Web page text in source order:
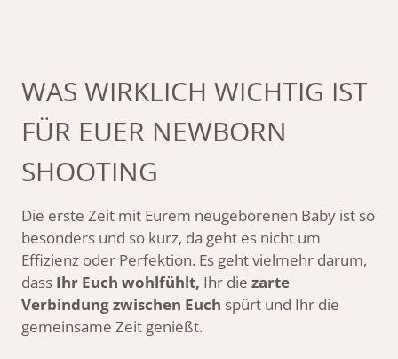
WAS WIRKLICH WICHTIG IST
FÜR EUER NEWBORN
SHOOTING
Die erste Zeit mit Eurem neugeborenen Baby ist so
besonders und so kurz, da geht es nicht um
Effizienz oder Perfektion. Es geht vielmehr darum,
dass Ihr Euch wohlfühlt, Ihr die zarte
Verbindung zwischen Euch spürt und Ihr die
gemeinsame Zeit genießt.